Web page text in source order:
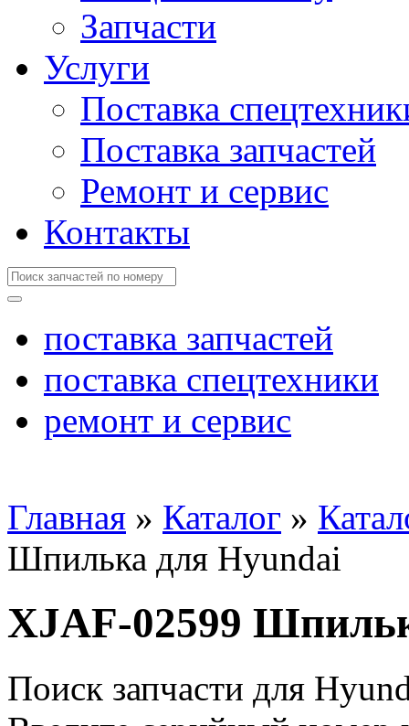
Запчасти
Услуги
Поставка
Поставка запчастей
Ремонт и сервис
Контакты
поставка запчастей
поставка спецтехники
ремонт и сервис
Главная » Каталог »
Шпилька для Hyundai
XJAF-02599
Поиск запчасти для